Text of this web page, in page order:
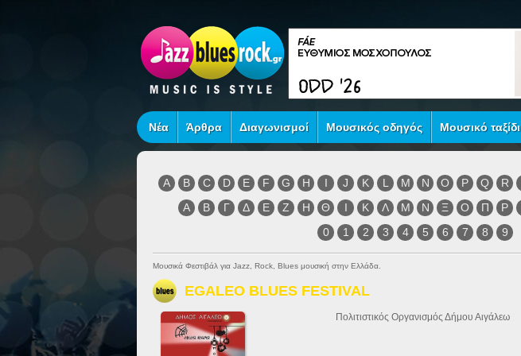
Νέα Άρθρα Διαγωνισμοί Μουσικός οδηγός Μουσικό ταξίδι
A B C D E F G H I J K L M N O P Q R
Α
Β Γ Δ Ε Ζ Η Θ Ι Κ Λ Μ Ν Ξ Ο Π Ρ
0
1 2 3 4 5 6 7 8 9
Μουσικά Φεστιβάλ για Jazz, Rock, Blues μουσική στην Ελλάδα.
EGALEO BLUES FESTIVAL
Πολιτιστικός Οργανισμός Δήμου Αιγάλεω